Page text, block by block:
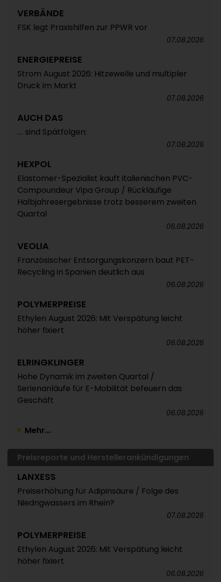
VERBÄNDE
FSK legt Praxishilfen zur PPWR vor
07.08.2026
ENERGIEPREISE
Strom August 2026: Hitzewelle und multipler
Druck im Markt
07.08.2026
AUCH DAS
.... sind Spätfolgen:
07.08.2026
HEXPOL
Elastomer-Spezialist kauft italienischen PVC-
Compoundeur Vipa Group / Rückläufige
Halbjahresergebnisse trotz besserem zweiten
Quartal
06.08.2026
VEOLIA
Französischer Entsorgungskonzern baut PET-
Recycling in Spanien deutlich aus
06.08.2026
POLYMERPREISE
Ethylen August 2026: Mit Verspätung leicht
höher fixiert
06.08.2026
ELRINGKLINGER
Hohe Dynamik im zweiten Quartal /
Serienanläufe für E-Mobilität befeuern das
Geschäft
06.08.2026
Mehr...
Preisreporte und Herstellerankündigungen
LANXESS
Preiserhöhung für Adipinsäure / Folge des
Niedrigwassers im Rhein?
07.08.2026
POLYMERPREISE
Ethylen August 2026: Mit Verspätung leicht
höher fixiert
06.08.2026